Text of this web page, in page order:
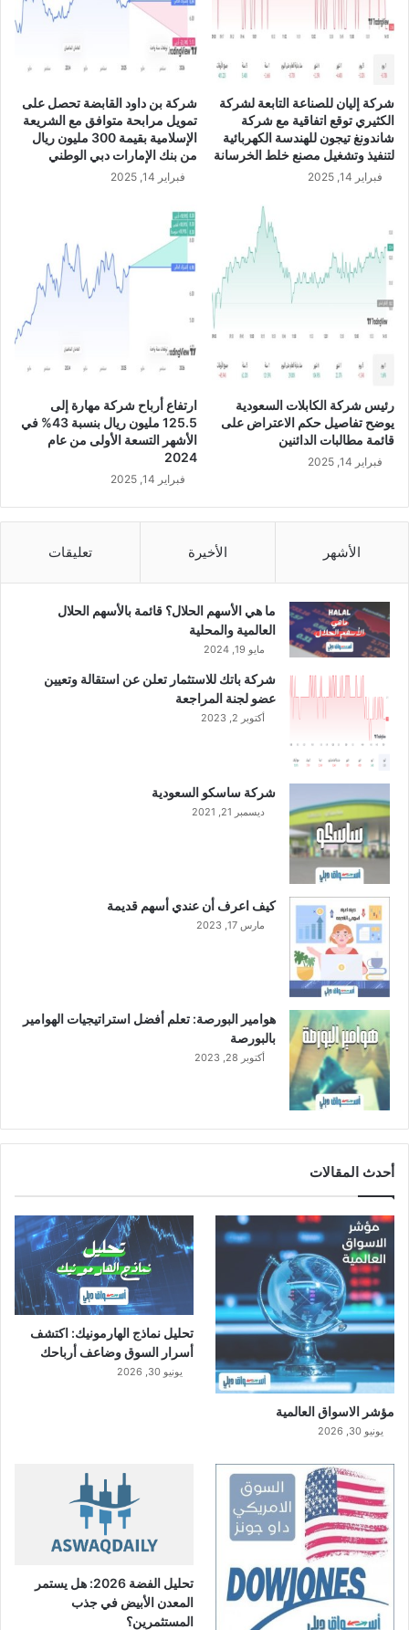
ف
و
ا
ل
خ
ه
ا
"
ب
أ
و
ش
ن
ر
ج
ي
و
ي
S
D
/
شركة إليان للصناعة التابعة لشركة
الكثيري توقع اتفاقية مع شركة
شاندونغ تيجون للهندسة الكهربائية
لتنفيذ وتشغيل مصنع خلط الخرسانة
فبراير 14, 2025
شركة بن داود القابضة تحصل على
تمويل مرابحة متوافق مع الشريعة
الإسلامية بقيمة 300 مليون ريال
من بنك الإمارات دبي الوطني
فبراير 14, 2025
رئيس شركة الكابلات السعودية
يوضح تفاصيل حكم الاعتراض على
قائمة مطالبات الدائنين
فبراير 14, 2025
ارتفاع أرباح شركة مهارة إلى
125.5 مليون ريال بنسبة 43% في
الأشهر التسعة الأولى من عام
2024
فبراير 14, 2025
الأشهر الأخيرة تعليقات
ما هي الأسهم الحلال؟ قائمة بالأسهم الحلال
العالمية والمحلية
مايو 19, 2024
شركة باتك للاستثمار تعلن عن استقالة وتعيين
عضو لجنة المراجعة
أكتوبر 2, 2023
شركة ساسكو السعودية
ديسمبر 21, 2021
كيف اعرف أن عندي أسهم قديمة
مارس 17, 2023
هوامير البورصة: تعلم أفضل استراتيجيات الهوامير
بالبورصة
أكتوبر 28, 2023
أحدث المقالات
مؤشر الاسواق العالمية
يونيو 30, 2026
تحليل نماذج الهارمونيك: اكتشف
أسرار السوق وضاعف أرباحك
يونيو 30, 2026
تحليل الفضة 2026: هل يستمر
المعدن الأبيض في جذب
المستثمرين؟